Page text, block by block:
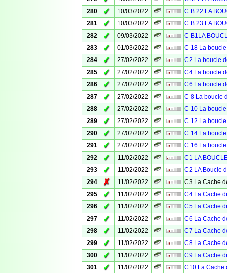
280
✓ 10/03/2022
C B 22 LA
281
✓ 10/03/2022
C B 23 LA
282
✓ 09/03/2022
C B1LA
283
✓ 01/03/2022
C 18 La
284
✓ 27/02/2022
C2 La boucle
285
✓ 27/02/2022
C4 La boucle
286
✓ 27/02/2022
C6 La boucle
287
✓ 27/02/2022
C 8 La boucle
288
✓ 27/02/2022
C 10 La
289
✓ 27/02/2022
C 12 La
290
✓ 27/02/2022
C 14 La
291
✓ 27/02/2022
C 16 La
292
✓ 11/02/2022
C1 LA
293
✓ 11/02/2022
C2 LA Boucle
294
✗ 11/02/2022
C3 La Cache
295
✓ 11/02/2022
C4 La Cache
296
✓ 11/02/2022
C5 La Cache
297
✓ 11/02/2022
C6 La Cache
298
✓ 11/02/2022
C7 La Cache
299
✓ 11/02/2022
C8 La Cache
300
✓ 11/02/2022
C9 La Cache
301
✓ 11/02/2022
C10 La Cache